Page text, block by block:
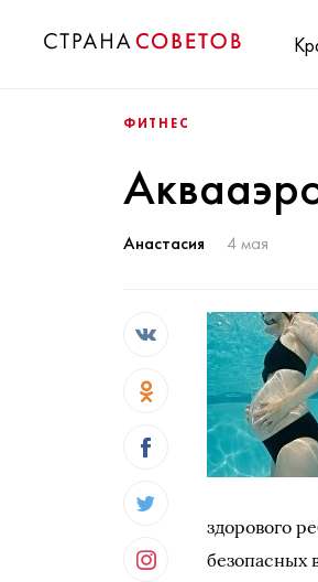
ФИТНЕС
Анастасия 4 мая
здорового
безопасных